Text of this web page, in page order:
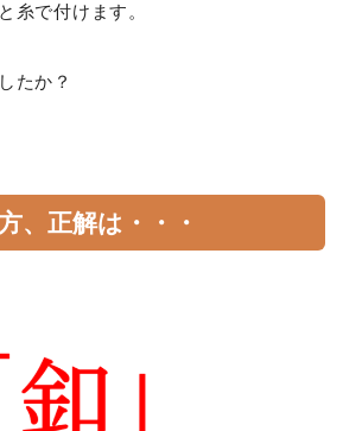
糸で付けます。
たか？
、正解は・・・